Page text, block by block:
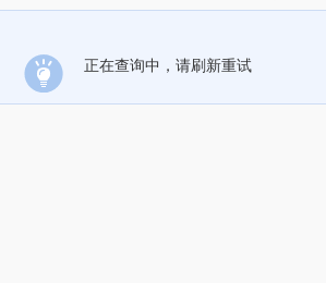
正在查询中，请刷新重试